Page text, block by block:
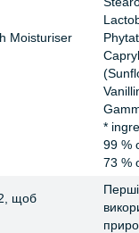
Moisturiser
*
99 %
73 %
щоб